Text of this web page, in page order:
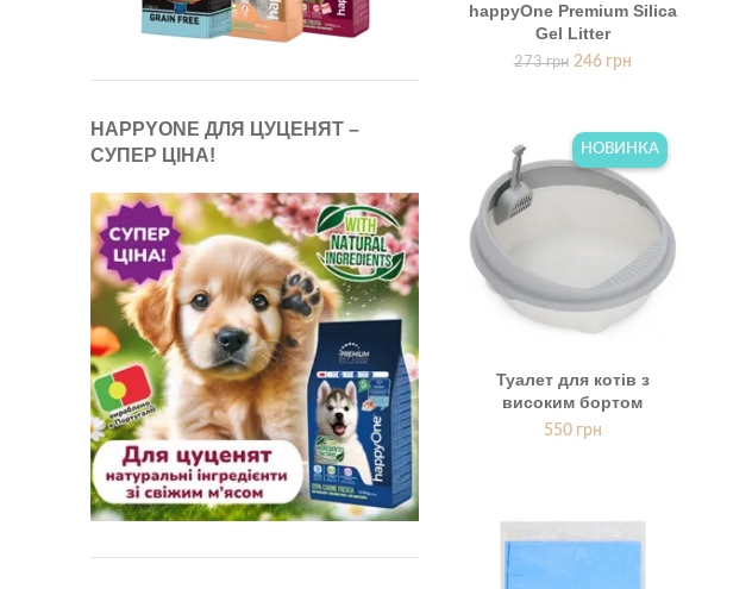
HAPPYONE ДЛЯ ЦУЦЕНЯТ –
СУПЕР ЦІНА!
happyOne Premium Silica
Gel Litter
273грн 246грн
НОВИНКА
Туалет для котів з
високим бортом
550грн